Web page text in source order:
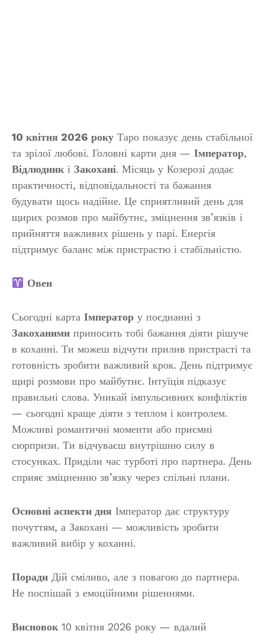
10 квітня 2026 року Таро показує день стабільної
та зрілої любові. Головні карти дня — Імператор,
Відлюдник і Закохані. Місяць у Козерозі додає
практичності, відповідальності та бажання
будувати щось надійне. Це сприятливий день для
щирих розмов про майбутнє, зміцнення зв’язків і
прийняття важливих рішень у парі. Енергія
підтримує баланс між пристрастю і стабільністю.
Овен
Сьогодні карта Імператор у поєднанні з
Закоханими приносить тобі бажання діяти рішуче
в коханні. Ти можеш відчути прилив пристрасті та
готовність зробити важливий крок. День підтримує
щирі розмови про майбутнє. Інтуїція підказує
правильні слова. Уникай імпульсивних конфліктів
— сьогодні краще діяти з теплом і контролем.
Можливі романтичні моменти або приємні
сюрпризи. Ти відчуваєш внутрішню силу в
стосунках. Приділи час турботі про партнера. День
сприяє зміцненню зв’язку через спільні плани.
Основні аспекти дня Імператор дає структуру
почуттям, а Закохані — можливість зробити
важливий вибір у коханні.
Поради Дій сміливо, але з повагою до партнера.
Не поспішай з емоційними рішеннями.
Висновок 10 квітня 2026 року — вдалий